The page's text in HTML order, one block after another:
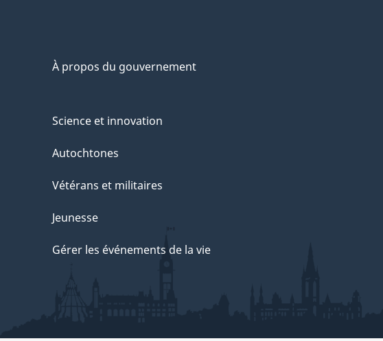
À propos du gouvernement
Science et innovation
Autochtones
Vétérans et militaires
Jeunesse
Gérer les événements de la vie